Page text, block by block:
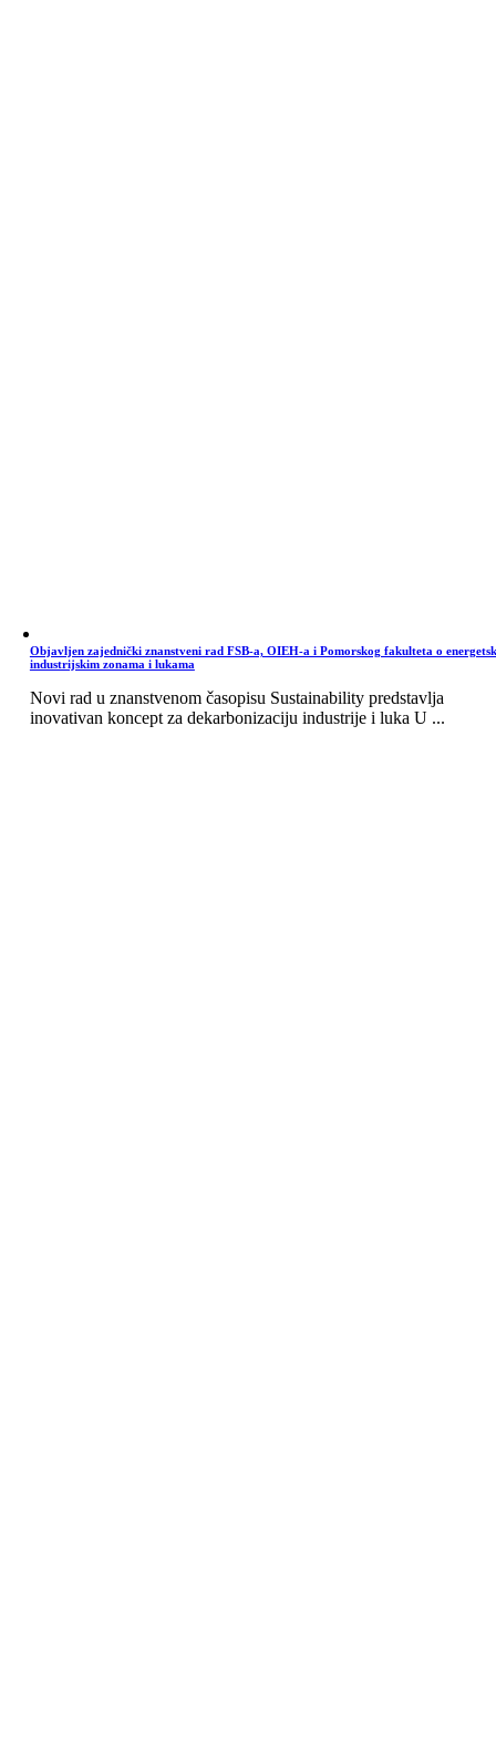
Objavljen zajednički znanstveni rad FSB-a, OIEH-a i Pomorskog fakulteta o
industrijskim zonama i lukama
Novi rad u znanstvenom časopisu Sustainability predstavlja
inovativan koncept za dekarbonizaciju industrije i luka U ...